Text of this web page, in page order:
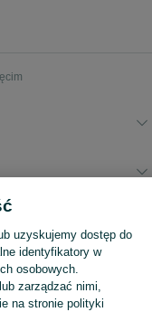
Zakupy dla Twojej pociechy mogą być dziecinnie proste! Znajdź to, czego potrzebujesz w kategorii Dla Dzieci na OLX - Oświęcim i okolice! Zobacz
uzyskujemy dostęp do
identyfikatory w
osobowych.
zarządzać nimi,
na stronie polityki